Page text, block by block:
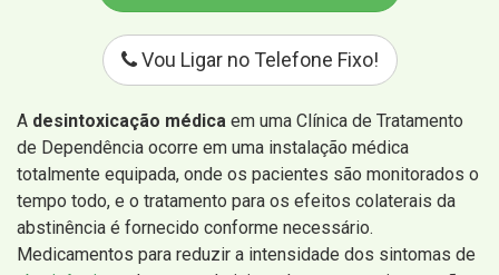
Vou Ligar no Telefone Fixo!
A desintoxicação médica em uma Clínica de Tratamento
de Dependência ocorre em uma instalação médica
totalmente equipada, onde os pacientes são monitorados o
tempo todo, e o tratamento para os efeitos colaterais da
abstinência é fornecido conforme necessário.
Medicamentos para reduzir a intensidade dos sintomas de